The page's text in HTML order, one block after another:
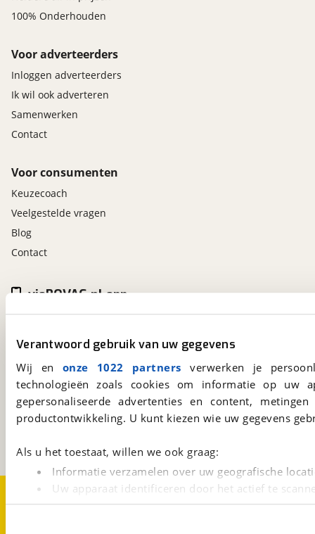
Verantwoord gebruik van uw gegevens
Wij en onze 1022 partners verwerken je
technologieën zoals cookies om informatie op
gepersonaliseerde advertenties en content,
productontwikkeling. U kunt kiezen wie uw gegevens
Als u het toestaat, willen we ook graag:
Informatie verzamelen over uw geografische
Uw apparaat identificeren door het actief te
Lees meer over hoe uw persoonlijke gegevens worden
100% Onderhouden
Voor adverteerders
Inloggen adverteerders
Ik wil ook adverteren
Samenwerken
Contact
Voor consumenten
Keuzecoach
Veelgestelde vragen
Blog
Contact
viaBOVAG.nl
Kosterijland
15
3981 AJBunnik
viaBOVAG.nl app
Altijd het meest recente aanbod bij de hand.
Over viaBOVAG.nlDisclaimer- en Privacyverklaring
CookievoorkeurenVacatures